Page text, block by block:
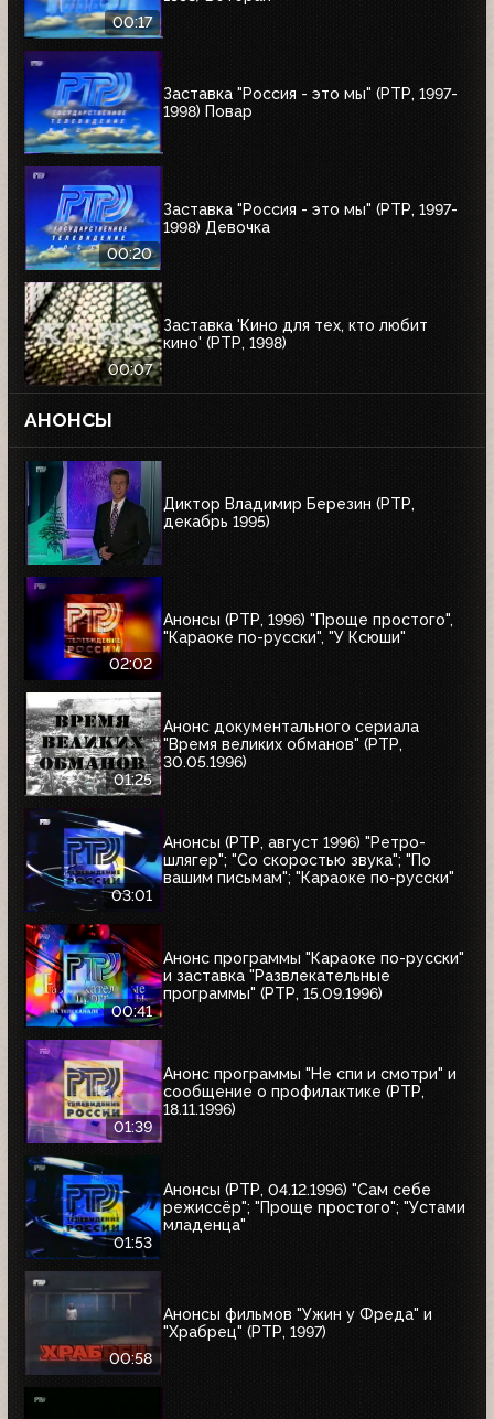
00:17
Заставка "Россия - это мы" (РТР, 1997-
1998) Повар
00:20
Заставка "Россия - это мы" (РТР, 1997-
1998) Девочка
00:07
Заставка 'Кино для тех, кто любит
кино' (РТР, 1998)
АНОНСЫ
Диктор Владимир Березин (РТР,
декабрь 1995)
02:02
Анонсы (РТР, 1996) "Проще простого",
"Караоке по-русски", "У Ксюши"
01:25
Анонс документального сериала
"Время великих обманов" (РТР,
30.05.1996)
03:01
Анонсы (РТР, август 1996) "Ретро-
шлягер"; "Со скоростью звука"; "По
вашим письмам"; "Караоке по-русски"
00:41
Анонс программы "Караоке по-русски"
и заставка "Развлекательные
программы" (РТР, 15.09.1996)
01:39
Анонс программы "Не спи и смотри" и
сообщение о профилактике (РТР,
18.11.1996)
01:53
Анонсы (РТР, 04.12.1996) "Сам себе
режиссёр"; "Проще простого"; "Устами
младенца"
00:58
Анонсы фильмов "Ужин у Фреда" и
"Храбрец" (РТР, 1997)